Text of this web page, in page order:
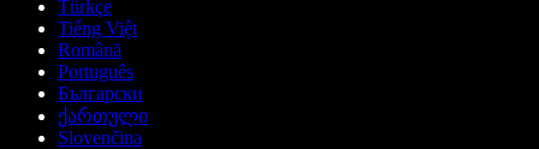
Türkçe
Tiếng Việt
Română
Português
Български
ქართული
Slovenčina